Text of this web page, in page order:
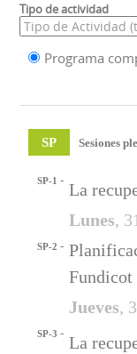
Tipo de actividad
Programa
SP Sesiones
SP-1 - La
Lunes,
SP-2 -
Fundicot
Jueves,
SP-3 - La